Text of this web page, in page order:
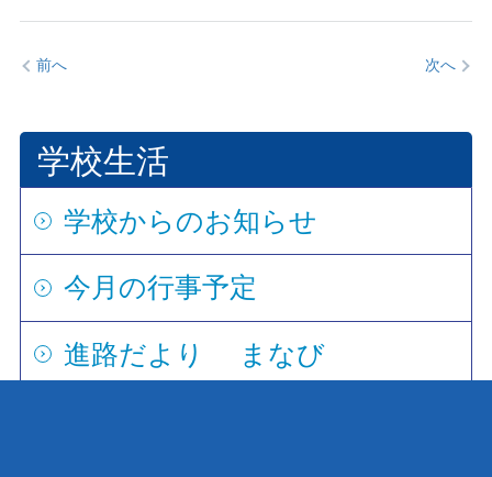
前へ 次へ
学校生活
学校からのお知らせ
今月の行事予定
進路だより まなび